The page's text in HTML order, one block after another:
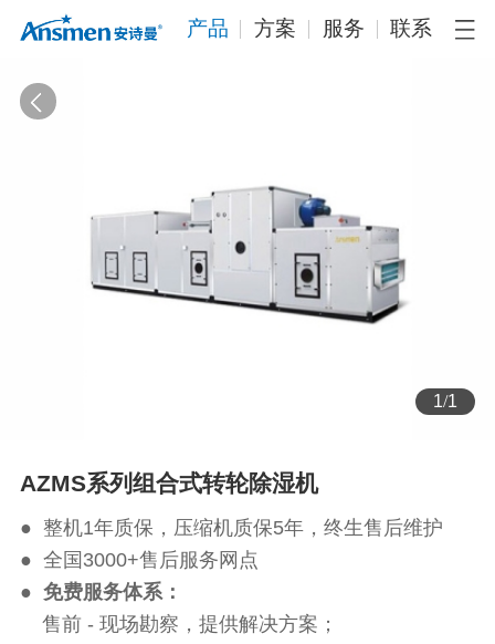
产品 方案 服务 联系
1/1
AZMS系列组合式转轮除湿机
● 整机1年质保，压缩机质保5年，终生售后维护
● 全国3000+售后服务网点
● 免费服务体系：
售前 - 现场勘察，提供解决方案；